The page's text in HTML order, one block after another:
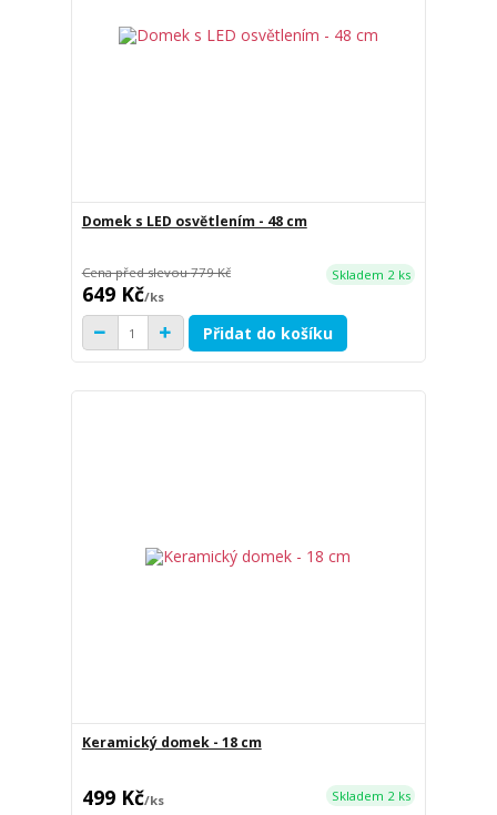
Domek s LED osvětlením - 48 cm
Cena před slevou779 Kč
649 Kč/ks
Skladem 2 ks
Přidat do košíku
Keramický domek - 18 cm
499 Kč/ks Skladem 2 ks